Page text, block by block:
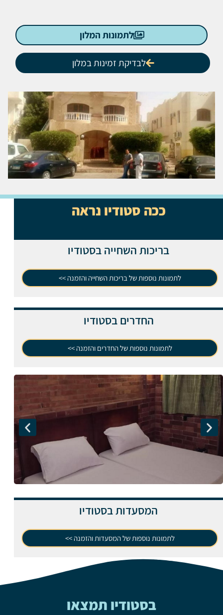
לתמונות המלון
לבדיקת זמינות במלון
ככה סטודיו נראה
בריכות השחייה בסטודיו
לתמונות נוספות של בריכות השחייה והזמנה >>
החדרים בסטודיו
לתמונות נוספות של החדרים והזמנה >>
המסעדות בסטודיו
לתמונות נוספות של המסעדות והזמנה >>
בסטודיו תמצאו